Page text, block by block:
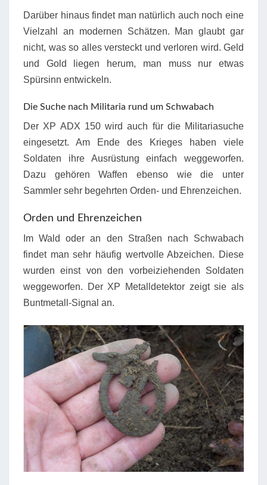
Darüber hinaus findet man natürlich auch noch eine
Vielzahl an modernen Schätzen. Man glaubt gar
nicht, was so alles versteckt und verloren wird. Geld
und Gold liegen herum, man muss nur etwas
Spürsinn entwickeln.
Die Suche nach Militaria rund um Schwabach
Der XP ADX 150 wird auch für die Militariasuche
eingesetzt. Am Ende des Krieges haben viele
Soldaten ihre Ausrüstung einfach weggeworfen.
Dazu gehören Waffen ebenso wie die unter
Sammler sehr begehrten Orden- und Ehrenzeichen.
Orden und Ehrenzeichen
Im Wald oder an den Straßen nach Schwabach
findet man sehr häufig wertvolle Abzeichen. Diese
wurden einst von den vorbeiziehenden Soldaten
weggeworfen. Der XP Metalldetektor zeigt sie als
Buntmetall-Signal an.